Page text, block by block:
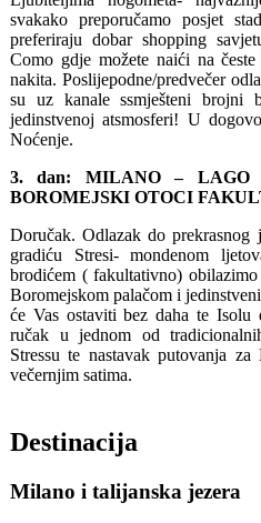
svakako preporučamo posjet
preferiraju dobar shopping
Como gdje možete naići na
nakita. Poslijepodne/predvečer
su uz kanale ssmješteni brojni
jedinstvenoj atsmosferi! U
Noćenje.
3. dan: MILANO – LAGO
BOROMEJSKI OTOCI
Doručak. Odlazak do prekrasnog
gradiću Stresi- mondenom
brodićem ( fakultativno)
Boromejskom palačom i
će Vas ostaviti bez daha te Isolu
ručak u jednom od
Stressu te nastavak putovanja
večernjim satima.
Destinacija
Milano i talijanska jezera